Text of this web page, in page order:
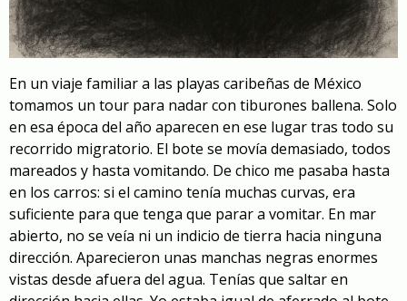
En un viaje familiar a las playas caribeñas de México
tomamos un tour para nadar con tiburones ballena. Solo
en esa época del año aparecen en ese lugar tras todo su
recorrido migratorio. El bote se movía demasiado, todos
mareados y hasta vomitando. De chico me pasaba hasta
en los carros: si el camino tenía muchas curvas, era
suficiente para que tenga que parar a vomitar. En mar
abierto, no se veía ni un indicio de tierra hacia ninguna
dirección. Aparecieron unas manchas negras enormes
vistas desde afuera del agua. Tenías que saltar en